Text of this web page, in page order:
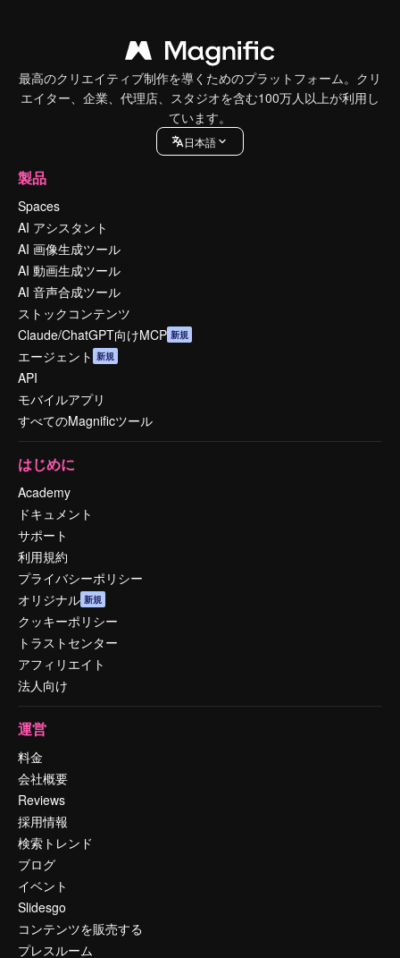
最高のクリエイティブ制作を導くためのプラットフォーム。クリ
エイター、企業、代理店、スタジオを含む100万人以上が利用し
ています。
日本語
製品
Spaces
AI アシスタント
AI 画像生成ツール
AI 動画生成ツール
AI 音声合成ツール
ストックコンテンツ
Claude/ChatGPT向けMCP 新規
エージェント 新規
API
モバイルアプリ
すべてのMagnificツール
はじめに
Academy
ドキュメント
サポート
利用規約
プライバシーポリシー
オリジナル 新規
クッキーポリシー
トラストセンター
アフィリエイト
法人向け
運営
料金
会社概要
Reviews
採用情報
検索トレンド
ブログ
イベント
Slidesgo
コンテンツを販売する
プレスルーム